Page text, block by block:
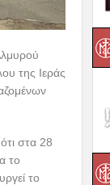
της Ιεράς
στα 28
το
το